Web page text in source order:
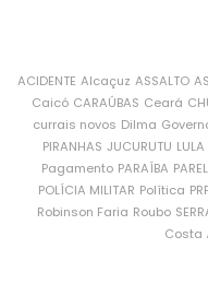
ACIDENTE Alcaçuz ASSALTO
Caicó CARAÚBAS Ceará
currais novos Dilma
PIRANHAS JUCURUTU LULA
Pagamento PARAÍBA
POLÍCIA MILITAR Política
Robinson Faria Roubo
Costa